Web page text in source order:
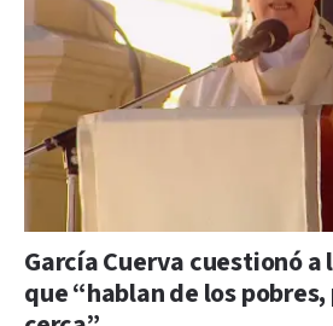
García Cuerva cuestionó
que “hablan de los